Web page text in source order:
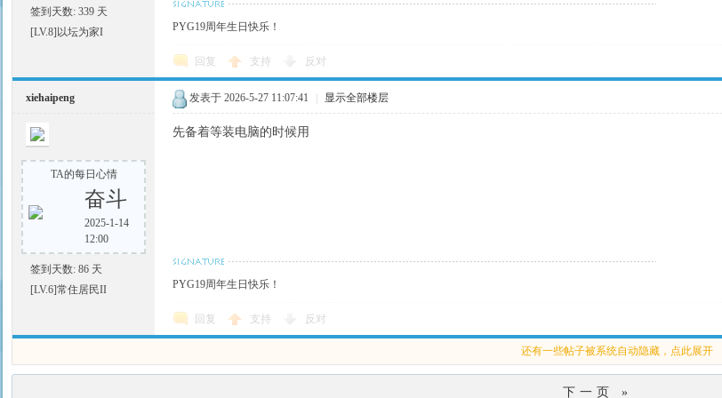
签到天数: 339 天
[LV.8]以坛为家I
PYG19周年生日快乐！
回复 支持 反对
xiehaipeng
TA的每日心情
奋斗
2025-1-14
12:00
签到天数: 86 天
[LV.6]常住居民II
发表于 2026-5-27 11:07:41 显示全部楼层
先备着等装电脑的时候用
PYG19周年生日快乐！
回复 支持 反对
还有一些帖子被系统自动隐藏，点此展开
下一页 »